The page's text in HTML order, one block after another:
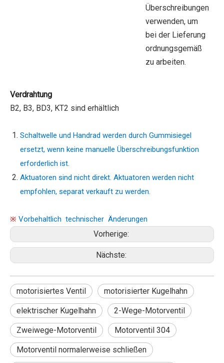
Überschreibungen
verwenden, um
bei der Lieferung
ordnungsgemäß
zu arbeiten.
Verdrahtung
B2, B3, BD3, KT2 sind erhältlich
Schaltwelle und Handrad werden durch Gummisiegel
ersetzt, wenn keine manuelle Überschreibungsfunktion
erforderlich ist.
Aktuatoren sind nicht direkt. Aktuatoren werden nicht
empfohlen, separat verkauft zu werden.
※ Vorbehaltlich technischer Änderungen ​
Vorherige:
Nächste:
motorisiertes Ventil motorisierter Kugelhahn
elektrischer Kugelhahn 2-Wege-Motorventil
Zweiwege-Motorventil Motorventil 304
Motorventil normalerweise schließen